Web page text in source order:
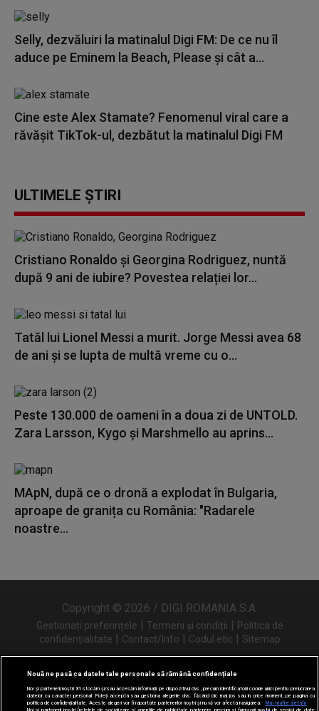
Selly, dezvăluiri la matinalul Digi FM: De ce nu îl
aduce pe Eminem la Beach, Please și cât a...
Cine este Alex Stamate? Fenomenul viral care a
răvășit TikTok-ul, dezbătut la matinalul Digi FM
ULTIMELE ȘTIRI
Cristiano Ronaldo și Georgina Rodriguez, nuntă
după 9 ani de iubire? Povestea relației lor...
Tatăl lui Lionel Messi a murit. Jorge Messi avea 68
de ani și se lupta de multă vreme cu o...
Peste 130.000 de oameni în a doua zi de UNTOLD.
Zara Larsson, Kygo și Marshmello au aprins...
MApN, după ce o dronă a explodat în Bulgaria,
aproape de granița cu România: "Radarele
noastre...
Copyright © 2026 / DIGI ROMANIA S.A.
Gestionați preferințele | Termeni și condiții | Politica de
confidențialitate | Contact/Info | Codul etic | Sitemap
Urmărește-ne și pe
Nouă ne pasă ca datele tale personale să rămână confidențiale
Noi și partenerii noștri31 stocăm și/sau accesăm informații pe dispozitivul dvs., precum identificatorii cookie unici pentru prelucrarea
datelor cu caracter personal. Puteți accepta sau gestiona alegerile dvs. făcând clic mai jos sau în orice moment, pe pagina cu
politica de confidențialitate. Aceste alegeri vor fi raportate partenerilor noștri și nu vă vor afecta navigarea.
Mai multe detalii